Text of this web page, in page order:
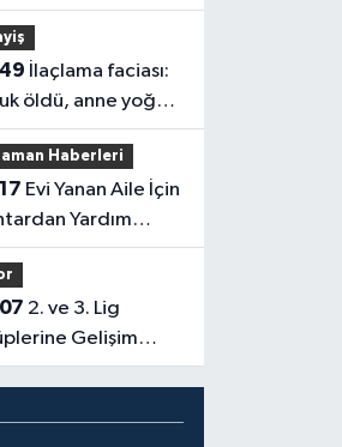
Çifte Madalya
öldü, anne yoğun
Haberleri
Yardım
Gelişim
Ayarı